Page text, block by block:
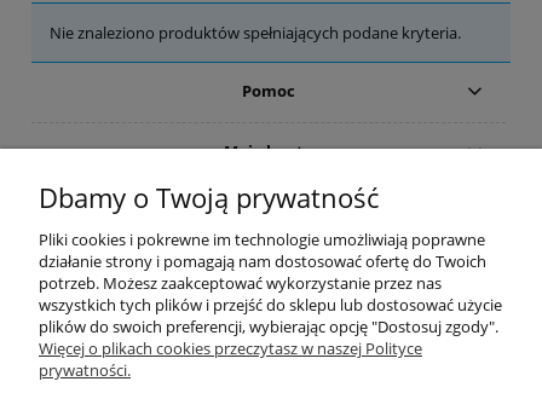
Nie znaleziono produktów spełniających podane kryteria.
Pomoc
Moje konto
Płatności i dostawa
Informacje
O nas
Dbamy o Twoją prywatność
Pliki cookies i pokrewne im technologie umożliwiają poprawne
działanie strony i pomagają nam dostosować ofertę do Twoich
potrzeb. Możesz zaakceptować wykorzystanie przez nas
wszystkich tych plików i przejść do sklepu lub dostosować użycie
plików do swoich preferencji, wybierając opcję "Dostosuj zgody".
Więcej o plikach cookies przeczytasz w naszej Polityce
prywatności.